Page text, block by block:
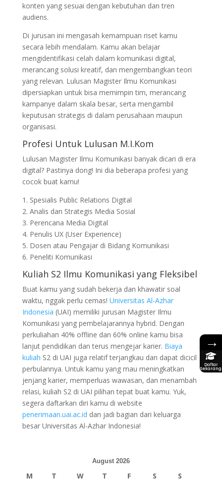
konten yang sesuai dengan kebutuhan dan tren
audiens.
Di jurusan ini mengasah kemampuan riset kamu
secara lebih mendalam. Kamu akan belajar
mengidentifikasi celah dalam komunikasi digital,
merancang solusi kreatif, dan mengembangkan teori
yang relevan. Lulusan Magister Ilmu Komunikasi
dipersiapkan untuk bisa memimpin tim, merancang
kampanye dalam skala besar, serta mengambil
keputusan strategis di dalam perusahaan maupun
organisasi.
Profesi Untuk Lulusan M.I.Kom
Lulusan Magister Ilmu Komunikasi banyak dicari di era
digital? Pastinya dong! Ini dia beberapa profesi yang
cocok buat kamu!
1. Spesialis Public Relations Digital
2. Analis dan Strategis Media Sosial
3. Perencana Media Digital
4. Penulis UX (User Experience)
5. Dosen atau Pengajar di Bidang Komunikasi
6. Peneliti Komunikasi
Kuliah S2 Ilmu Komunikasi yang Fleksibel
Buat kamu yang sudah bekerja dan khawatir soal
waktu, nggak perlu cemas! Universitas Al-Azhar
Indonesia (UAI) memiliki jurusan Magister Ilmu
Komunikasi yang pembelajarannya hybrid. Dengan
perkuliahan 40% offline dan 60% online kamu bisa
lanjut pendidikan dan terus mengejar karier. Biaya
kuliah S2 di UAI juga relatif terjangkau dan dapat dicicil
perbulannya. Untuk kamu yang mau meningkatkan
jenjang karier, memperluas wawasan, dan menambah
relasi, kuliah S2 di UAI pilihan tepat buat kamu. Yuk,
segera daftarkan diri kamu di website
penerimaan.uai.ac.id dan jadi bagian dari keluarga
besar Universitas Al-Azhar Indonesia!
August 2026
M T W T F S S
→
Daftar
Sekarang